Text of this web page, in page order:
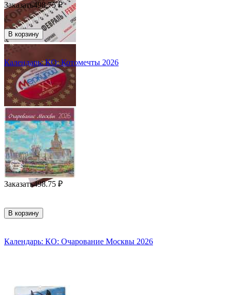
Заказать498.75 ₽
В корзину
Календарь: КО: Котомечты 2026
Заказать498.75 ₽
В корзину
Календарь: КО: Очарование Москвы 2026